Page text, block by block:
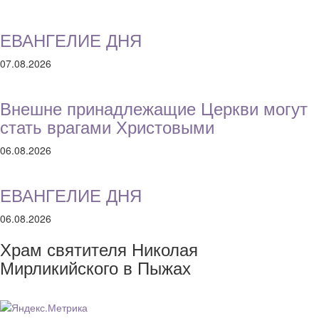
ЕВАНГЕЛИЕ ДНЯ
07.08.2026
Внешне принадлежащие Церкви могут
стать врагами Христовыми
06.08.2026
ЕВАНГЕЛИЕ ДНЯ
06.08.2026
Храм святителя Николая
Мирликийского в Пыжах